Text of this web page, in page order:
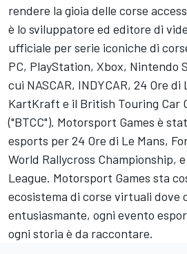
rendere la gioia delle corse
è lo sviluppatore ed editore di
ufficiale per serie iconiche di
PC, PlayStation, Xbox, Nintendo
cui NASCAR, INDYCAR, 24 Ore
KartKraft e il British Touring Car
("BTCC"). Motorsport Games è
esports per 24 Ore di Le Mans,
World Rallycross Championship,
League. Motorsport Games sta
ecosistema di corse virtuali dove
entusiasmante, ogni evento
ogni storia è da raccontare.